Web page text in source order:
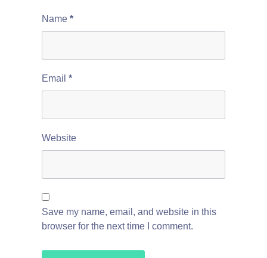
Name *
Email *
Website
Save my name, email, and website in this
browser for the next time I comment.